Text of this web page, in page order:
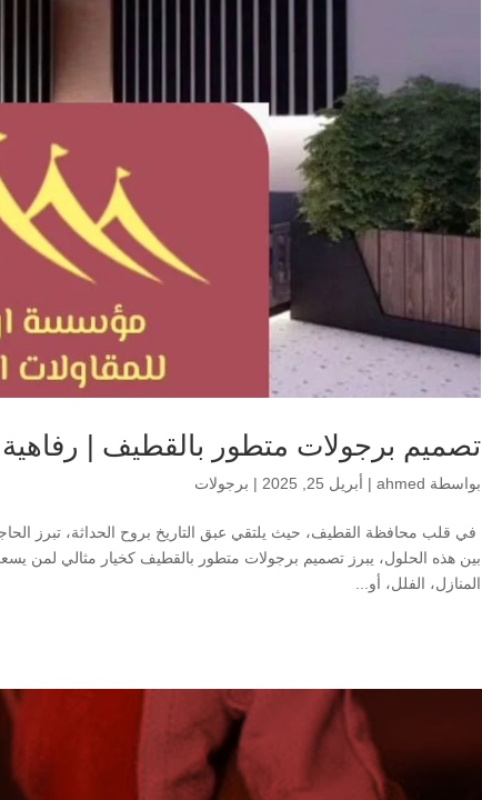
تصميم برجولات متطور بالقطيف |
بواسطة ahmed
| أبريل 25, 2025 | برجولات
في قلب محافظة القطيف، حيث يلتقي عبق التاريخ بروح الحداثة، تبرز
بين هذه الحلول، يبرز تصميم برجولات متطور بالقطيف كخيار مثالي لمن
المنازل، الفلل، أو...